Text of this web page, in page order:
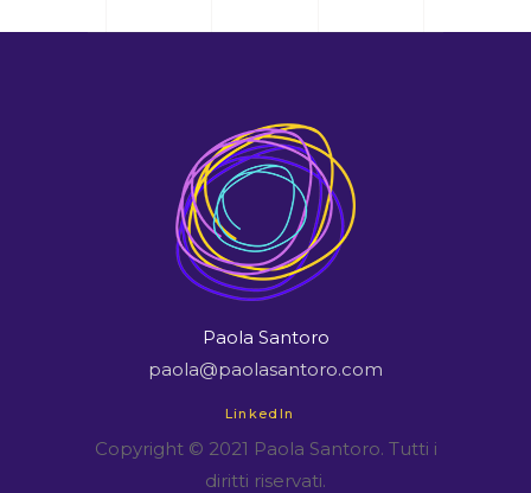
Paola Santoro
paola@paolasantoro.com
LinkedIn
Copyright © 2021 Paola Santoro. Tutti i
diritti riservati.